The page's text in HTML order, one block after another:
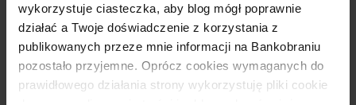
wykorzystuje ciasteczka, aby blog mógł poprawnie
działać a Twoje doświadczenie z korzystania z
publikowanych przeze mnie informacji na Bankobraniu
pozostało przyjemne. Oprócz cookies wymaganych do
prawidłowego działania strony wykorzystuję pliki cookie
Anonimowy 4 kwietnia 2019 11:25
Co znaczy 'odebranie nagrody ma być możliwe w ciągu
dwóch miesięcy od jej udostępnienia przez bank'? Mam 2
m-ce na wykorzystanie bonu?